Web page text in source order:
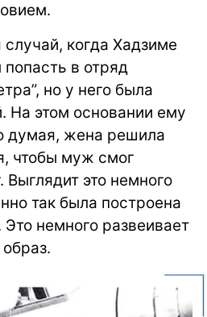
случай, когда Хадзиме
попасть в отряд
но у него была
На этом основании ему
думая, жена решила
чтобы муж смог
Выглядит это немного
так была построена
Это немного развеивает